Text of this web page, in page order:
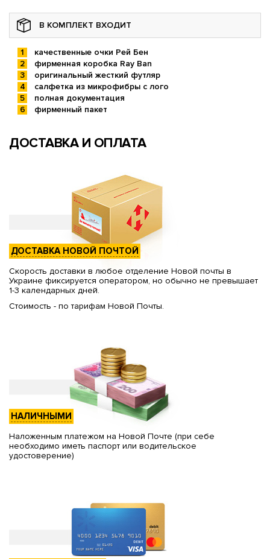
В КОМПЛЕКТ ВХОДИТ
качественные очки Рей Бен
фирменная коробка Ray Ban
оригинальный жесткий футляр
салфетка из микрофибры с лого
полная документация
фирменный пакет
ДОСТАВКА И ОПЛАТА
ДОСТАВКА НОВОЙ ПОЧТОЙ
Скорость доставки в любое отделение Новой почты в
Украине фиксируется оператором, но обычно не превышает
1-3 календарных дней.
Стоимость - по тарифам Новой Почты.
НАЛИЧНЫМИ
Наложенным платежом на Новой Почте (при себе
необходимо иметь паспорт или водительское
удостоверение)